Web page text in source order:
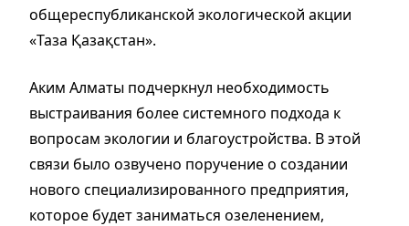
общереспубликанской экологической акции
«Таза Қазақстан».
Аким Алматы подчеркнул необходимость
выстраивания более системного подхода к
вопросам экологии и благоустройства. В этой
связи было озвучено поручение о создании
нового специализированного предприятия,
которое будет заниматься озеленением,